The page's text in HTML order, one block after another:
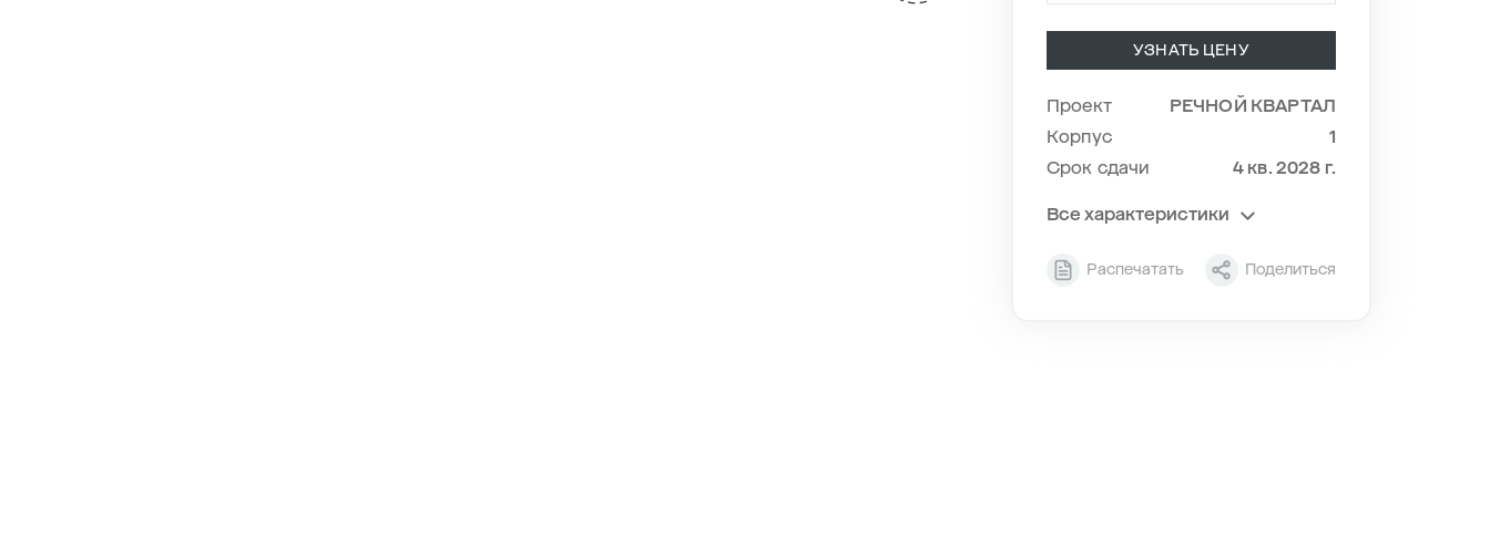
УЗНАТЬ ЦЕНУ
Проект
РЕЧНОЙ КВАРТАЛ
Корпус
1
Срок сдачи
4 кв. 2028 г.
Все характеристики
Секция
1
Распечатать Поделиться